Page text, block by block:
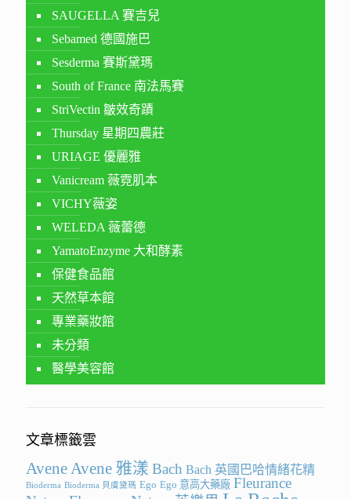
SAUGELLA 賽吉兒
Sebamed 德國施巴
Sesderma 賽斯黛瑪
South of France 南法馬賽
StriVectin 皺效奇蹟
Thursday 星期四農莊
URIAGE 優麗雅
Vanicream 薇霓肌本
VICHY薇姿
WELEDA 薇蕾德
YamatoEnzyme 大和酵素
保健食品館
天然草本館
專業藥妝館
未分類
醫學美容館
文章標籤雲
Avene Avene 雅漾 Bach Bach 英國巴哈情緒花精
Bioderma Bioderma 貝膚黛瑪 Ego Ego 意高大藥廠 Fleurance